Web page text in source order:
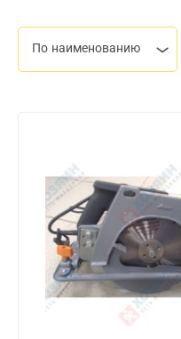
По наименованию